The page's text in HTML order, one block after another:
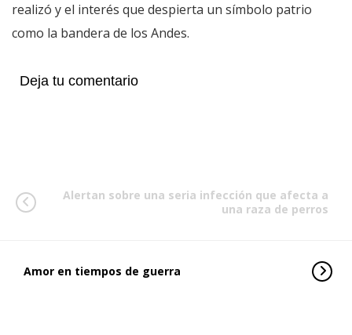
realizó y el interés que despierta un símbolo patrio
como la bandera de los Andes.
Deja tu comentario
Alertan sobre una seria infección que afecta a
una raza de perros
Amor en tiempos de guerra